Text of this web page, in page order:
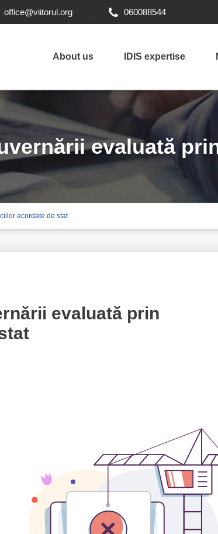
office@viitorul.org 060088544
About us IDIS expertise
evaluată
acordate de stat
evaluată prin